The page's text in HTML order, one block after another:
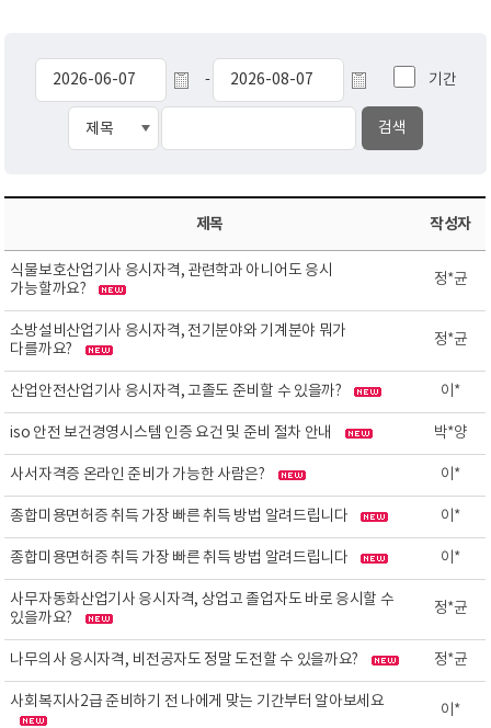
- 기간
제목 작성자
식물보호산업기사 응시자격, 관련학과 아니어도 응시
가능할까요?
정*균
소방설비산업기사 응시자격, 전기분야와 기계분야 뭐가
다를까요?
정*균
산업안전산업기사 응시자격, 고졸도 준비할 수 있을까? 이*
iso 안전 보건경영시스템 인증 요건 및 준비 절차 안내 박*양
사서자격증 온라인 준비가 가능한 사람은? 이*
종합미용면허증 취득 가장 빠른 취득 방법 알려드립니다 이*
종합미용면허증 취득 가장 빠른 취득 방법 알려드립니다 이*
사무자동화산업기사 응시자격, 상업고 졸업자도 바로 응시할 수
있을까요?
정*균
나무의사 응시자격, 비전공자도 정말 도전할 수 있을까요? 정*균
사회복지사2급 준비하기 전 나에게 맞는 기간부터 알아보세요 이*